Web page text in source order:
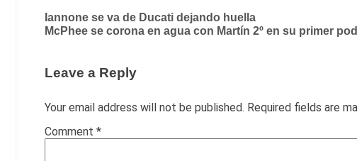
Post
navigation
Iannone se va de Ducati dejando huella
McPhee se corona en agua con Martín 2º en su primer
Leave a Reply
Your email address will not be published. Required fields are
Comment *